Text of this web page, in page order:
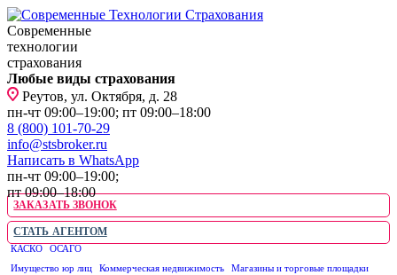
Современные
технологии
страхования
Любые виды страхования
Реутов, ул. Октября, д. 28
пн-чт 09:00–19:00; пт 09:00–18:00
8 (800) 101-70-29
info@stsbroker.ru
Написать в WhatsApp
пн-чт 09:00–19:00;
пт 09:00–18:00
ЗАКАЗАТЬ ЗВОНОК
СТАТЬ АГЕНТОМ
КАСКО ОСАГО
Имущество юр лиц
Коммерческая недвижимость
Магазины и торговые площадки